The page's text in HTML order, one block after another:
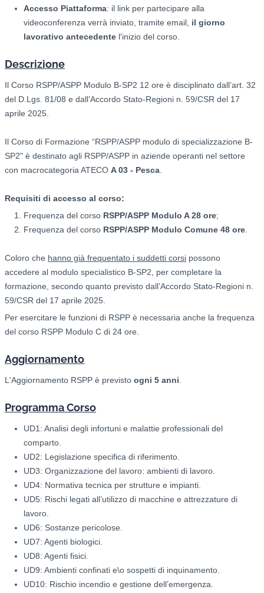
Accesso Piattaforma: il link per partecipare alla
videoconferenza verrà inviato, tramite email, il giorno
lavorativo antecedente l'inizio del corso.
Descrizione
Il Corso RSPP/ASPP Modulo B-SP2 12 ore è disciplinato dall’art. 32
del D.Lgs. 81/08 e dall’Accordo Stato-Regioni n. 59/CSR del 17
aprile 2025.
Il Corso di Formazione “RSPP/ASPP modulo di specializzazione B-
SP2" è destinato agli RSPP/ASPP in aziende operanti nel settore
con macrocategoria ATECO A 03 - Pesca.
Requisiti di accesso al corso:
Frequenza del corso RSPP/ASPP Modulo A 28 ore;
Frequenza del corso RSPP/ASPP Modulo Comune 48 ore.
Coloro che hanno già frequentato i suddetti corsi possono
accedere al modulo specialistico B-SP2, per completare la
formazione, secondo quanto previsto dall’Accordo Stato-Regioni n.
59/CSR del 17 aprile 2025.
Per esercitare le funzioni di RSPP è necessaria anche la frequenza
del corso RSPP Modulo C di 24 ore.
Aggiornamento
L'Aggiornamento RSPP è previsto ogni 5 anni.
Programma Corso
UD1: Analisi degli infortuni e malattie professionali del
comparto.
UD2: Legislazione specifica di riferimento.
UD3: Organizzazione del lavoro: ambienti di lavoro.
UD4: Normativa tecnica per strutture e impianti.
UD5: Rischi legati all’utilizzo di macchine e attrezzature di
lavoro.
UD6: Sostanze pericolose.
UD7: Agenti biologici.
UD8: Agenti fisici.
UD9: Ambienti confinati e\o sospetti di inquinamento.
UD10: Rischio incendio e gestione dell’emergenza.